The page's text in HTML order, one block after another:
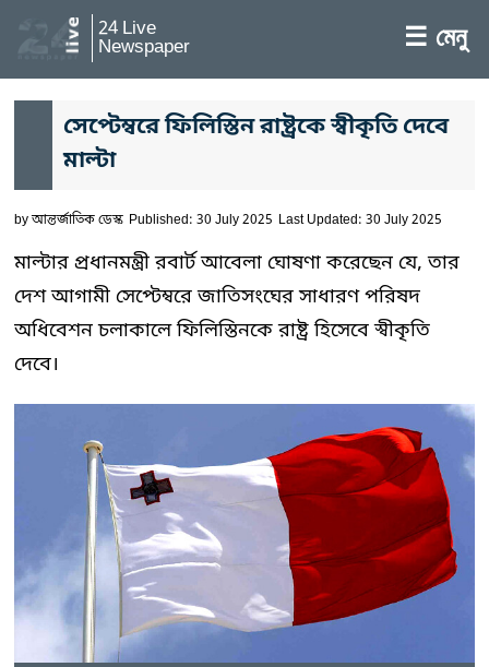
24 Live
Newspaper ☰ মেনু
সেপ্টেম্বরে ফিলিস্তিন রাষ্ট্রকে স্বীকৃতি দেবে
মাল্টা
byআন্তর্জাতিক ডেস্ক Published: 30 July 2025 Last Updated: 30 July 2025
মাল্টার প্রধানমন্ত্রী রবার্ট আবেলা ঘোষণা করেছেন যে, তার
দেশ আগামী সেপ্টেম্বরে জাতিসংঘের সাধারণ পরিষদ
অধিবেশন চলাকালে ফিলিস্তিনকে রাষ্ট্র হিসেবে স্বীকৃতি
দেবে।